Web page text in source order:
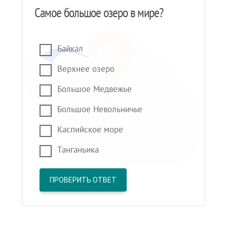
Самое большое озеро в мире?
Байкал
Верхнее озеро
Большое Медвежье
Большое Невольничье
Каспийское море
Танганьика
ПРОВЕРИТЬ ОТВЕТ